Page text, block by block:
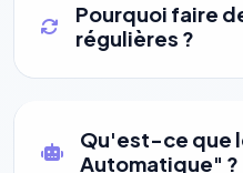
Pourquoi faire des
régulières ?
Qu'est-ce que
Automatique" ?